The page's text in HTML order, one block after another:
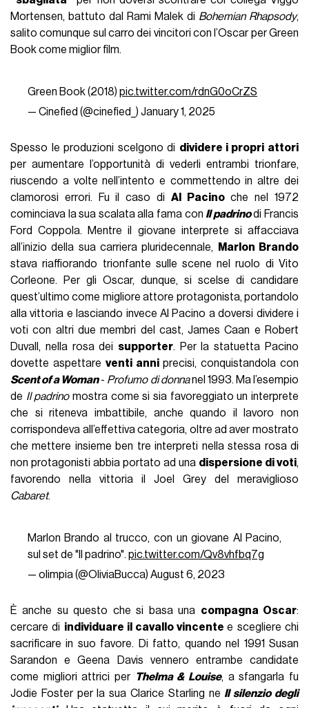
Mortensen, battuto dal Rami Malek di Bohemian Rhapsody,
salito comunque sul carro dei vincitori con l’Oscar per Green
Book come miglior film.
Green Book (2018) pic.twitter.com/rdnG0oCrZS
— Cinefied (@cinefied_) January 1, 2025
Spesso le produzioni scelgono di dividere i propri attori
per aumentare l’opportunità di vederli entrambi trionfare,
riuscendo a volte nell’intento e commettendo in altre dei
clamorosi errori. Fu il caso di Al Pacinoche nel 1972
cominciava la sua scalata alla fama con Il padrinodi Francis
Ford Coppola. Mentre il giovane interprete si affacciava
all’inizio della sua carriera pluridecennale,
Marlon Brando
stava riaffiorando trionfante sulle scene nel ruolo di Vito
Corleone. Per gli Oscar, dunque, si scelse di candidare
quest’ultimo come migliore attore protagonista, portandolo
alla vittoria e lasciando invece Al Pacino a doversi dividere i
voti con altri due membri del cast, James Caan e Robert
Duvall, nella rosa dei supporter. Per la statuetta Pacino
dovette aspettare venti anniprecisi, conquistandola con
Scent of a Woman- Profumo di donnanel 1993. Ma l’esempio
de Il padrinomostra come si sia favoreggiato un interprete
che si riteneva imbattibile, anche quando il lavoro non
corrispondeva all’effettiva categoria, oltre ad aver mostrato
che mettere insieme ben tre interpreti nella stessa rosa di
non protagonisti abbia portato ad una dispersione di voti,
favorendo nella vittoria il Joel Grey del meraviglioso
Cabaret.
Marlon Brando al trucco, con un giovane Al Pacino,
sul set de "Il padrino". pic.twitter.com/Qv8vhfbq7g
— olimpia (@OliviaBucca) August 6, 2023
È anche su questo che si basa una compagna Oscar:
cercare di individuare il cavallo vincentee scegliere chi
sacrificare in suo favore. Di fatto, quando nel 1991 Susan
Sarandon e Geena Davis vennero entrambe candidate
come migliori attrici per Thelma & Louise, a sfangarla fu
Jodie Foster per la sua Clarice Starling ne Il silenzio degli